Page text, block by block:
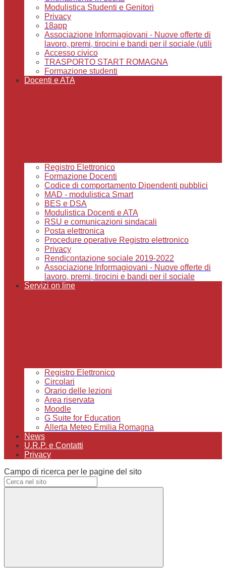
Modulistica Studenti e Genitori
Privacy
18app
Associazione Informagiovani - Nuove offerte di
lavoro, premi, tirocini e bandi per il sociale (utili
Accesso civico
TRASPORTO START ROMAGNA
Formazione studenti
Docenti e ATA
Registro Elettronico
Formazione Docenti
Codice di comportamento Dipendenti pubblici
MAD - modulistica Smart
BES e DSA
Modulistica Docenti e ATA
RSU e comunicazioni sindacali
Posta elettronica
Procedure operative Registro elettronico
Privacy
Rendicontazione sociale 2019-2022
Associazione Informagiovani - Nuove offerte di
lavoro, premi, tirocini e bandi per il sociale
Servizi on line
Registro Elettronico
Circolari
Orario delle lezioni
Area riservata
Moodle
G Suite for Education
Allerta Meteo Emilia Romagna
News
U.R.P. e Contatti
Privacy
Campo di ricerca per le pagine del sito